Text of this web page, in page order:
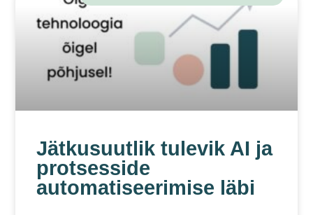
Jätkusuutlik tulevik AI ja
protsesside
automatiseerimise läbi